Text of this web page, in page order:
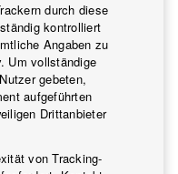
durch diese
kontrolliert
Angaben zu
Um vollständige
gebeten,
aufgeführten
Drittanbieter
von Tracking-